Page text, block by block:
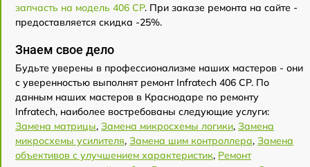
запчасть на модель 406 СР. При заказе ремонта на сайте -
предоставляется скидка -25%.
Знаем свое дело
Будьте уверены в профессионализме наших мастеров - они
с уверенностью выполнят ремонт Infratech 406 СР. По
данным наших мастеров в Краснодаре по ремонту
Infratech, наиболее востребованы следующие услуги:
Замена матрицы, Замена микросхемы логики, Замена
микросхемы усилителя, Замена шим контроллера, Замена
объективов с улучшением характеристик, Ремонт